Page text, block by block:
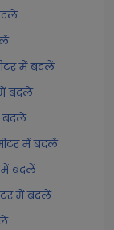
में बदलें
में बदलें
बदलें
में बदलें
में बदलें
में बदलें